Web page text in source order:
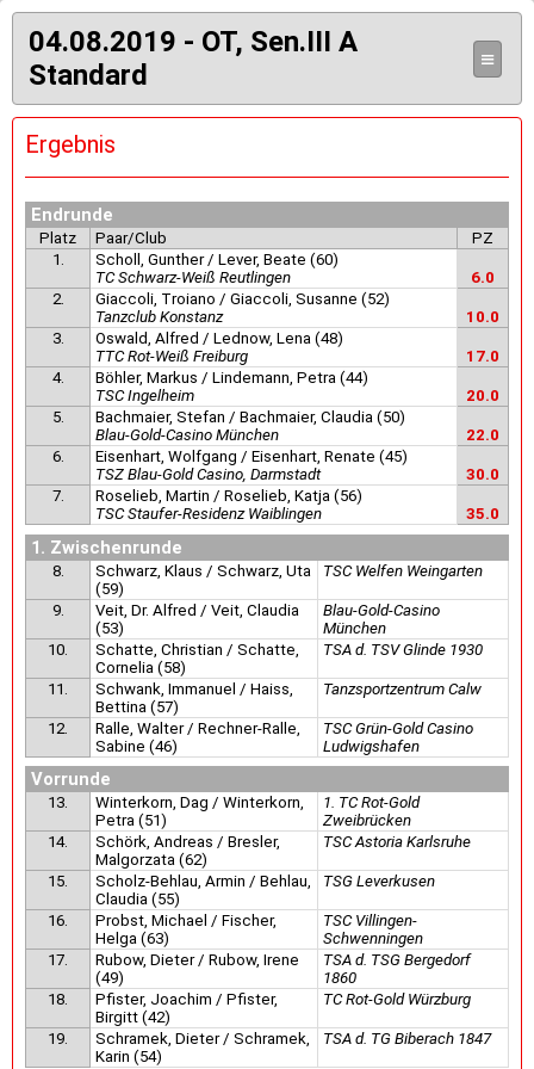
04.08.2019 - OT, Sen.III A
Standard
≡
Ergebnis
Endrunde
Platz Paar/Club
PZ
1.
Scholl, Gunther / Lever, Beate (60)
TC Schwarz-Weiß Reutlingen
6.0
2.
Giaccoli, Troiano / Giaccoli, Susanne (52)
Tanzclub Konstanz
10.0
3.
Oswald, Alfred / Lednow, Lena (48)
TTC Rot-Weiß Freiburg
17.0
4.
Böhler, Markus / Lindemann, Petra (44)
TSC Ingelheim
20.0
5.
Bachmaier, Stefan / Bachmaier, Claudia (50)
Blau-Gold-Casino München
22.0
6.
Eisenhart, Wolfgang / Eisenhart, Renate (45)
TSZ Blau-Gold Casino, Darmstadt
30.0
7.
Roselieb, Martin / Roselieb, Katja (56)
TSC Staufer-Residenz Waiblingen
35.0
1. Zwischenrunde
8.
Schwarz, Klaus / Schwarz, Uta
(59)
TSC Welfen Weingarten
9.
Veit, Dr. Alfred / Veit, Claudia
(53)
Blau-Gold-Casino
München
10.
Schatte, Christian / Schatte,
Cornelia (58)
TSA d. TSV Glinde 1930
11.
Schwank, Immanuel / Haiss,
Bettina (57)
Tanzsportzentrum Calw
12.
Ralle, Walter / Rechner-Ralle,
Sabine (46)
TSC Grün-Gold Casino
Ludwigshafen
Vorrunde
13.
Winterkorn, Dag / Winterkorn,
Petra (51)
1. TC Rot-Gold
Zweibrücken
14.
Schörk, Andreas / Bresler,
Malgorzata (62)
TSC Astoria Karlsruhe
15.
Scholz-Behlau, Armin / Behlau,
Claudia (55)
TSG Leverkusen
16.
Probst, Michael / Fischer,
Helga (63)
TSC Villingen-
Schwenningen
17.
Rubow, Dieter / Rubow, Irene
(49)
TSA d. TSG Bergedorf
1860
18.
Pfister, Joachim / Pfister,
Birgitt (42)
TC Rot-Gold Würzburg
19.
Schramek, Dieter / Schramek,
Karin (54)
TSA d. TG Biberach 1847